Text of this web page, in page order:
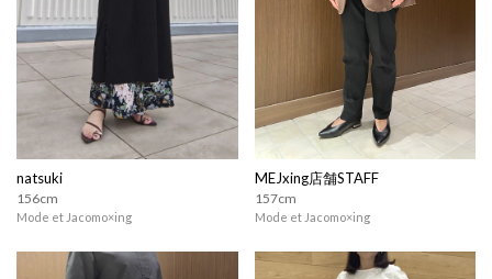
natsuki
156cm
Mode et Jacomo×ing
MEJxing店舗STAFF
157cm
Mode et Jacomo×ing